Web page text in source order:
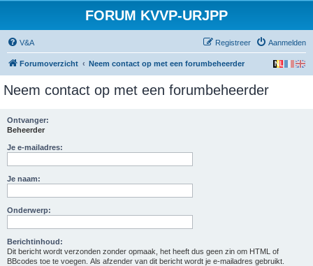
FORUM KVVP-URJPP
V&A Aanmelden
Registreer
Forumoverzicht Neem contact op met een forumbeheerder
Neem contact op met een forumbeheerder
Ontvanger:
Beheerder
Je e-mailadres:
Je naam:
Onderwerp:
Berichtinhoud:
Dit bericht wordt verzonden zonder opmaak, het heeft dus geen zin om HTML of
BBcodes toe te voegen. Als afzender van dit bericht wordt je e-mailadres gebruikt.